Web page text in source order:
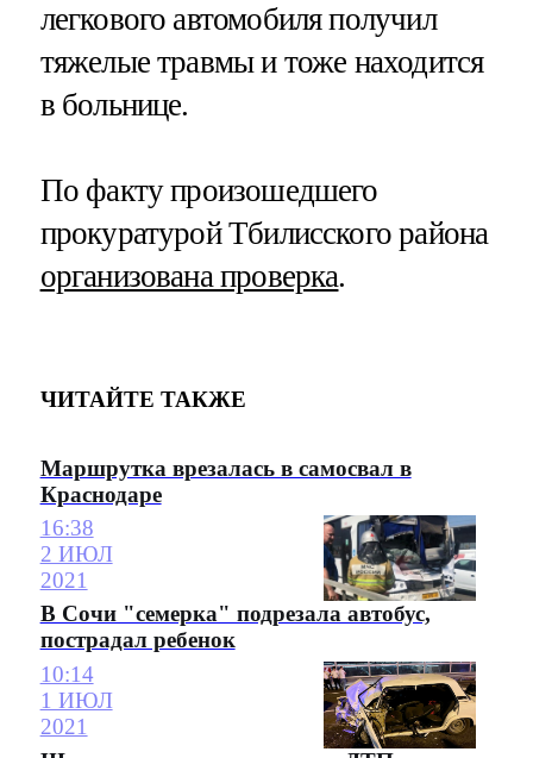
легкового автомобиля получил
тяжелые травмы и тоже находится
в больнице.
По факту произошедшего
прокуратурой Тбилисского района
организована проверка.
ЧИТАЙТЕ ТАКЖЕ
Маршрутка врезалась в самосвал в
Краснодаре
16:38
2 ИЮЛ
2021
В Сочи "семерка" подрезала автобус,
пострадал ребенок
10:14
1 ИЮЛ
2021